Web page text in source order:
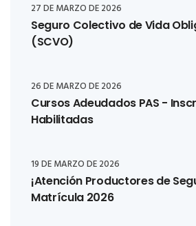
27 DE MARZO DE 2026
Seguro Colectivo de Vida
(SCVO)
26 DE MARZO DE 2026
Cursos Adeudados PAS -
Habilitadas
19 DE MARZO DE 2026
¡Atención Productores de
Matrícula 2026